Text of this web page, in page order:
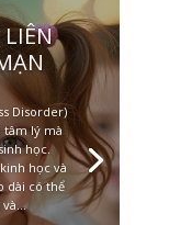
Disorder)
tâm lý mà
học.
học và
dài có thể